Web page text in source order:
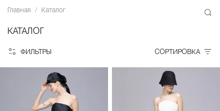
Главная Каталог
КАТАЛОГ
ФИЛЬТРЫ СОРТИРОВКА